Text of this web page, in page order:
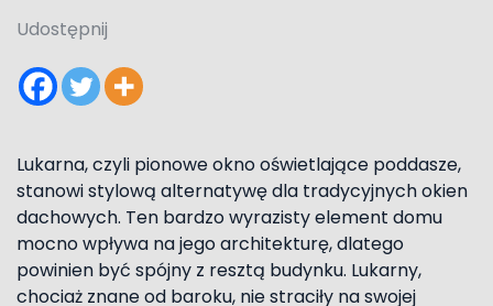
Udostępnij
Lukarna, czyli pionowe okno oświetlające poddasze,
stanowi stylową alternatywę dla tradycyjnych okien
dachowych. Ten bardzo wyrazisty element domu
mocno wpływa na jego architekturę, dlatego
powinien być spójny z resztą budynku. Lukarny,
chociaż znane od baroku, nie straciły na swojej